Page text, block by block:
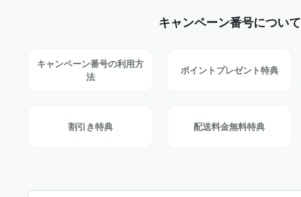
キャンペーン番号について
キャンペーン番号の利用方
法
ポイントプレゼント特典
割引き特典 配送料金無料特典